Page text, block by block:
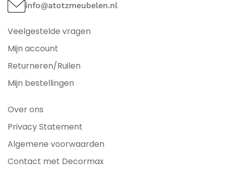
Veelgestelde vragen
Mijn account
Returneren/Ruilen
Mijn bestellingen
Over ons
Privacy Statement
Algemene voorwaarden
Contact met Decormax
info@atotzmeubelen.nl